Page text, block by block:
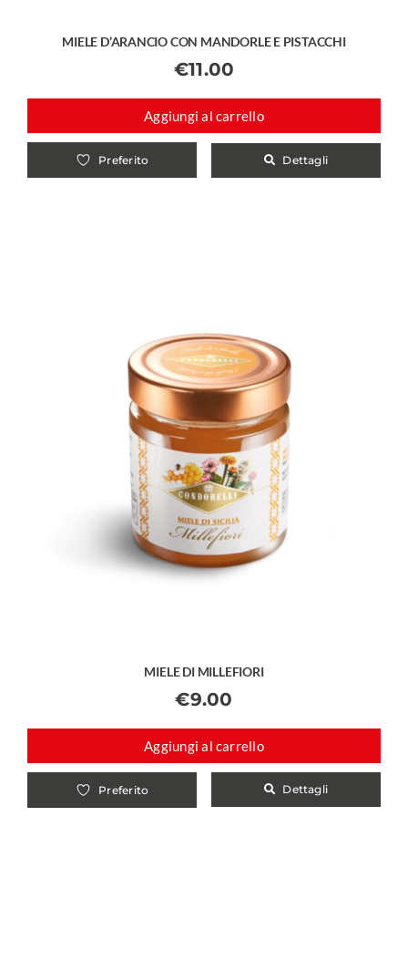
MIELE D’ARANCIO CON MANDORLE E PISTACCHI
€11.00
Aggiungi al carrello
Preferito Dettagli
MIELE DI MILLEFIORI
€9.00
Aggiungi al carrello
Preferito Dettagli